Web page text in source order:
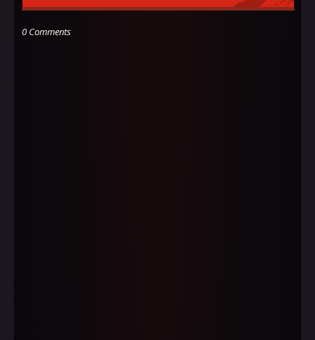
0 Comments